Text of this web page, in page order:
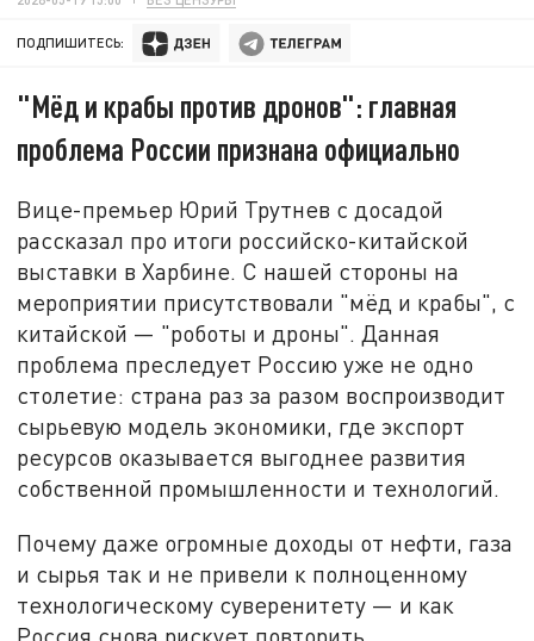
ПОДПИШИТЕСЬ:
"Мёд и крабы против дронов": главная
проблема России признана официально
Вице-премьер Юрий Трутнев с досадой
рассказал про итоги российско-китайской
выставки в Харбине. С нашей стороны на
мероприятии присутствовали "мёд и крабы", с
китайской — "роботы и дроны". Данная
проблема преследует Россию уже не одно
столетие: страна раз за разом воспроизводит
сырьевую модель экономики, где экспорт
ресурсов оказывается выгоднее развития
собственной промышленности и технологий.
Почему даже огромные доходы от нефти, газа
и сырья так и не привели к полноценному
технологическому суверенитету — и как
Россия снова рискует повторить